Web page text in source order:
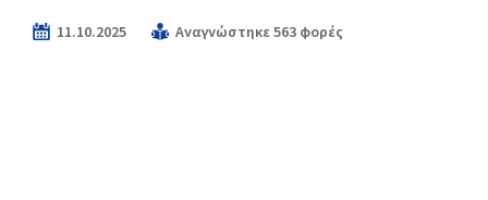
11.10.2025 Αναγνώστηκε 563 φορές